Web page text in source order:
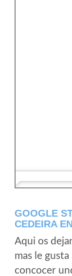
GOOGLE
CEDEIRA
Aqui os
mas le
concocer